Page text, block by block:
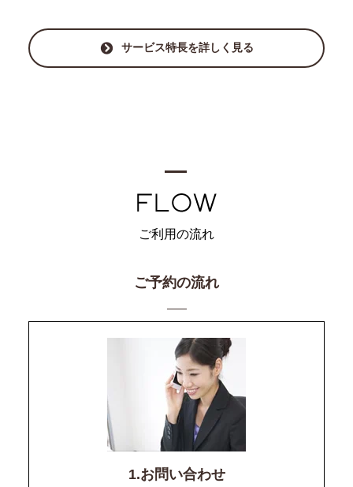
サービス特長を詳しく見る
ご利用の流れ
ご予約の流れ
1.お問い合わせ